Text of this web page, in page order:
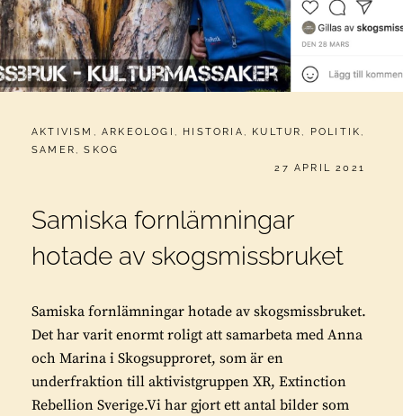
CATEGORIES:
AKTIVISM ,ARKEOLOGI , HISTORIA , KULTUR , POLITIK ,
SAMER ,SKOG
PUBLICERAT
27 APRIL 2021
Samiska fornlämningar
hotade av skogsmissbruket
Samiska fornlämningar hotade av skogsmissbruket.
Det har varit enormt roligt att samarbeta med Anna
och Marina i Skogsupproret, som är en
underfraktion till aktivistgruppen XR, Extinction
Rebellion Sverige.Vi har gjort ett antal bilder som